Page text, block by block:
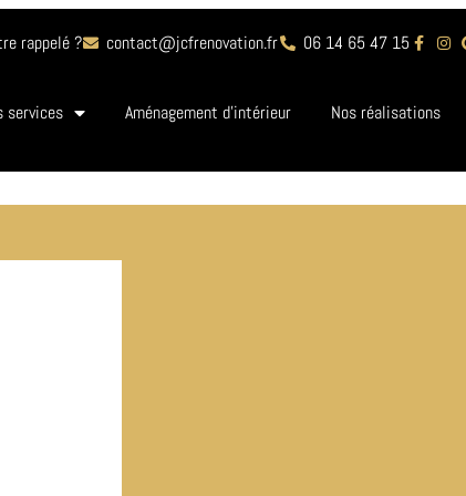
rappelé ? contact@jcfrenovation.fr 06 14 65 47 15
services Aménagement d’intérieur Nos réalisations